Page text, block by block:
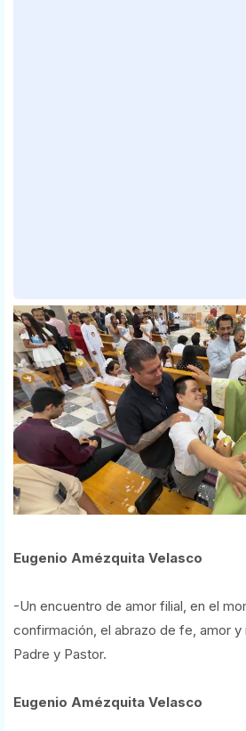
Eugenio Amézquita Velasco
-Un encuentro de amor filial, en el
confirmación, el abrazo de fe, amor
Padre y Pastor.
Eugenio Amézquita Velasco